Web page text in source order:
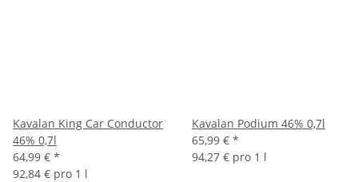
Kavalan King Car Conductor
46% 0,7l
64,99 € *
92,84 € pro 1 l
Kavalan Podium 46% 0,7l
65,99 € *
94,27 € pro 1 l